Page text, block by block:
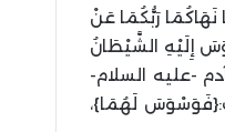
رَبُّكُمَا عَنْ
20]، وقال تعالى: {فَوَسْوَسَ إِلَيْهِ الشَّيْطَانُ
الآيتان في ذكر قصة آدم -عليه السلام-
لَهُمَا}،